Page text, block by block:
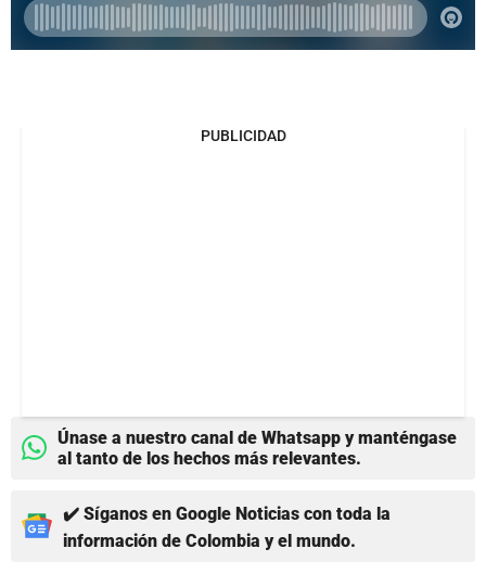
PUBLICIDAD
Únase a nuestro canal de Whatsapp y manténgase
al tanto de los hechos más relevantes.
✔️ Síganos en Google Noticias con toda la
información de Colombia y el mundo.